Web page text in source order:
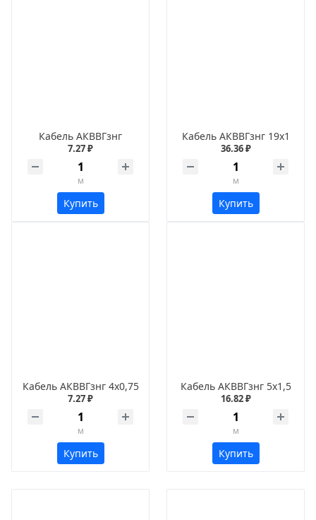
Кабель АКВВГзнг
7.27 ₽
м
Купить
Кабель АКВВГзнг 19х1
36.36 ₽
м
Купить
Кабель АКВВГзнг 4х0,75
7.27 ₽
м
Купить
Кабель АКВВГзнг 5х1,5
16.82 ₽
м
Купить